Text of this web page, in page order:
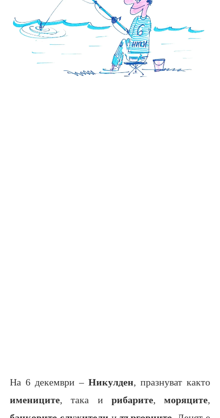
На 6 декември – Никулден, празнуват както
имениците, така и рибарите, моряците,